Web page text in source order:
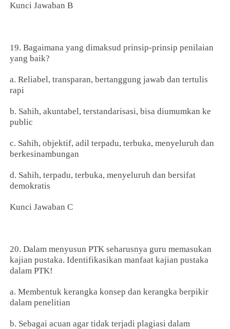
Kunci Jawaban B
19. Bagaimana yang dimaksud prinsip-prinsip penilaian
yang baik?
a. Reliabel, transparan, bertanggung jawab dan tertulis
rapi
b. Sahih, akuntabel, terstandarisasi, bisa diumumkan ke
public
c. Sahih, objektif, adil terpadu, terbuka, menyeluruh dan
berkesinambungan
d. Sahih, terpadu, terbuka, menyeluruh dan bersifat
demokratis
Kunci Jawaban C
20. Dalam menyusun PTK seharusnya guru memasukan
kajian pustaka. Identifikasikan manfaat kajian pustaka
dalam PTK!
a. Membentuk kerangka konsep dan kerangka berpikir
dalam penelitian
b. Sebagai acuan agar tidak terjadi plagiasi dalam